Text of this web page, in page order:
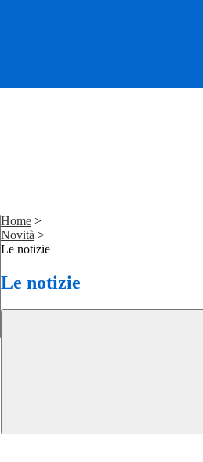
Home >
Novità >
Le notizie
Le notizie